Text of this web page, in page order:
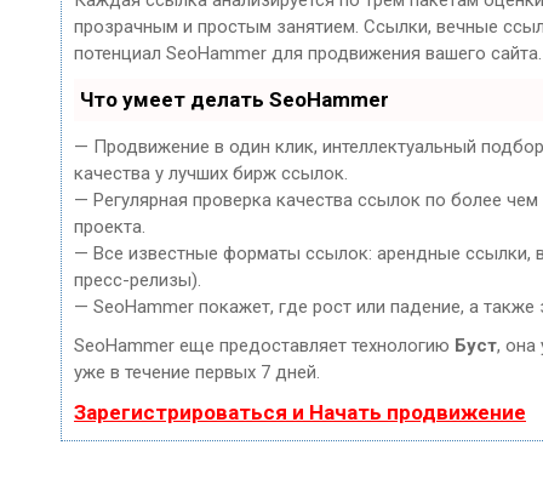
прозрачным и простым занятием. Ссылки, вечные
потенциал SeoHammer для продвижения вашего сайта.
Что умеет делать SeoHammer
— Продвижение в один клик, интеллектуальный
качества у лучших бирж ссылок.
— Регулярная проверка качества ссылок по более
проекта.
— Все известные форматы ссылок: арендные ссылки,
пресс-релизы).
— SeoHammer покажет, где рост или падение, а
SeoHammer еще предоставляет технологию Буст, она
уже в течение первых 7 дней.
Зарегистрироваться и Начать продвижение